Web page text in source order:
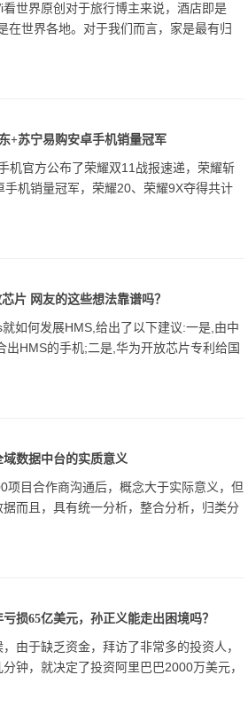
世界原创对于旅行博主来说，酒店即是
在世界各地。对于我们而言，家是最有归
+苏宁易购安卓手机销量冠军
机官方公布了荣耀双11战报速递，荣耀斩
手机销量冠军，荣耀20、荣耀9X夺得共计
片 网友的这些想法靠谱吗？
如何发展HMS,给出了以下建议:一是,由中
出HMS的手机;二是,华为开放芯片专利给国
数据中台的实质意义
项目合作商沟通后，概念大于实际意义，但
而且，具有统一分析，整合分析，归类分
损65亿美元，孙正义能走出困境吗？
由于缺乏资金，拜访了非常多的投资人，
钟，就决定了投资阿里巴巴2000万美元，